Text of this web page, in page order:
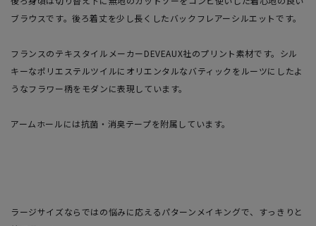
ブラウスです。後ろ着丈を少し長くしたバックフレアーシルエットです。
フランスのテキスタイルメーカーDEVEAUX社のプリント素材です。シル
キーなポリエステルツイルにオリエンタルなバティックをルーツにしたよ
うなフラワー柄をモダンに表現しています。
アームホールには抗菌・消臭テープを附属しています。
ラージサイズならではの悩みに応えるパターンメイキングで、すっきりと